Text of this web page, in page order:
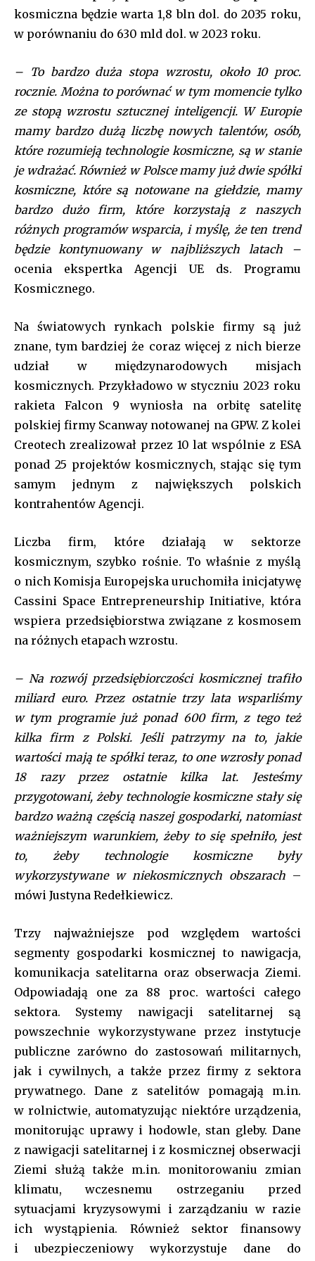
Join our community of
SUBSCRIBERS and be part of the
conversation.
To subscribe, simply enter your email address on our website
or click the subscribe button below. Don't worry, we respect
safe with us.
[tds_leads input_placeholder=”Your email address”
btn_horiz_align=”content-horiz-center” pp_checkbox=”yes”
f_title_font_family=”tt-primary-font_global” btn_color=”#ffffff”
all_btn_border_color=”var(–tt-primary-color)” btn_bg=”var(–tt-
kosmiczna będzie warta 1,8 bln dol. do 2035 roku,
w porównaniu do 630 mld dol. w 2023 roku.
– To bardzo duża stopa wzrostu, około 10 proc.
rocznie. Można to porównać w tym momencie tylko
ze stopą wzrostu sztucznej inteligencji. W Europie
mamy bardzo dużą liczbę nowych talentów, osób,
które rozumieją technologie kosmiczne, są w stanie
je wdrażać. Również w Polsce mamy już dwie spółki
kosmiczne, które są notowane na giełdzie, mamy
bardzo dużo firm, które korzystają z naszych
różnych programów wsparcia, i myślę, że ten trend
będzie kontynuowany w najbliższych latach –
ocenia ekspertka Agencji UE ds. Programu
Kosmicznego.
Na światowych rynkach polskie firmy są już
znane, tym bardziej że coraz więcej z nich bierze
udział w międzynarodowych misjach
kosmicznych. Przykładowo w styczniu 2023 roku
rakieta Falcon 9 wyniosła na orbitę satelitę
polskiej firmy Scanway notowanej na GPW. Z kolei
Creotech zrealizował przez 10 lat wspólnie z ESA
ponad 25 projektów kosmicznych, stając się tym
samym jednym z największych polskich
kontrahentów Agencji.
Liczba firm, które działają w sektorze
kosmicznym, szybko rośnie. To właśnie z myślą
o nich Komisja Europejska uruchomiła inicjatywę
Cassini Space Entrepreneurship Initiative, która
wspiera przedsiębiorstwa związane z kosmosem
na różnych etapach wzrostu.
– Na rozwój przedsiębiorczości kosmicznej trafiło
miliard euro. Przez ostatnie trzy lata wsparliśmy
w tym programie już ponad 600 firm, z tego też
kilka firm z Polski. Jeśli patrzymy na to, jakie
wartości mają te spółki teraz, to one wzrosły ponad
18 razy przez ostatnie kilka lat. Jesteśmy
przygotowani, żeby technologie kosmiczne stały się
bardzo ważną częścią naszej gospodarki, natomiast
ważniejszym warunkiem, żeby to się spełniło, jest
to, żeby technologie kosmiczne były
wykorzystywane w niekosmicznych obszarach –
mówi Justyna Redełkiewicz.
Trzy najważniejsze pod względem wartości
segmenty gospodarki kosmicznej to nawigacja,
komunikacja satelitarna oraz obserwacja Ziemi.
Odpowiadają one za 88 proc. wartości całego
sektora. Systemy nawigacji satelitarnej są
powszechnie wykorzystywane przez instytucje
publiczne zarówno do zastosowań militarnych,
jak i cywilnych, a także przez firmy z sektora
prywatnego. Dane z satelitów pomagają m.in.
w rolnictwie, automatyzując niektóre urządzenia,
monitorując uprawy i hodowle, stan gleby. Dane
z nawigacji satelitarnej i z kosmicznej obserwacji
Ziemi służą także m.in. monitorowaniu zmian
klimatu, wczesnemu ostrzeganiu przed
sytuacjami kryzysowymi i zarządzaniu w razie
ich wystąpienia. Również sektor finansowy
i ubezpieczeniowy wykorzystuje dane do